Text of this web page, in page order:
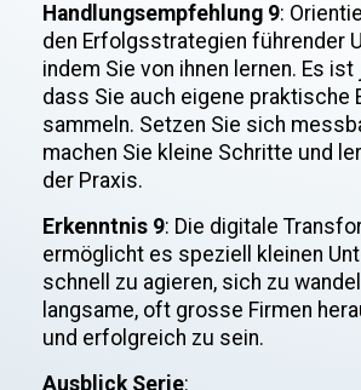
Handlungsempfehlung 9:
den Erfolgsstrategien führender
indem Sie von ihnen lernen. Es
dass Sie auch eigene praktische
sammeln. Setzen Sie sich
machen Sie kleine Schritte und
der Praxis.
Erkenntnis 9: Die digitale
ermöglicht es speziell kleinen
schnell zu agieren, sich zu
langsame, oft grosse Firmen
und erfolgreich zu sein.
Ausblick Serie: